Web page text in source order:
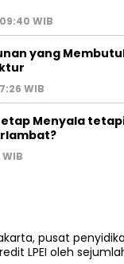
WIB
yang
WIB
Menyala